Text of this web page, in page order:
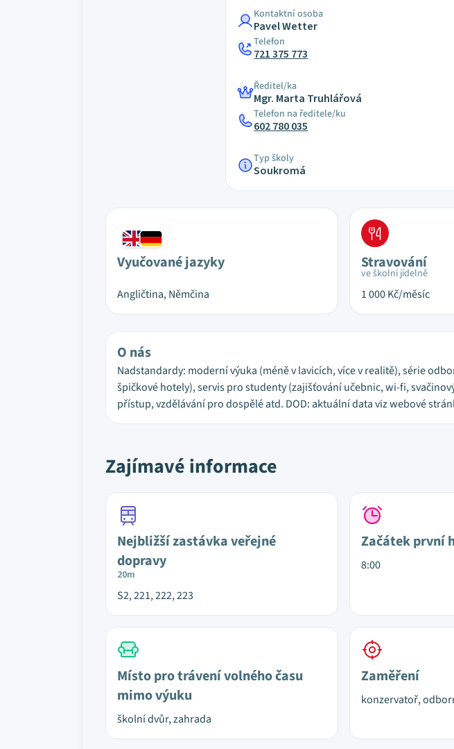
Kontaktní osoba
Pavel Wetter
Telefon
721 375 773
Ředitel/ka
Mgr. Marta Truhlářová
Telefon na ředitele/ku
602 780 035
Typ školy
Soukromá
Vyučované jazyky
Angličtina, Němčina
Stravování
ve školní jídelně
1 000Kč/měsíc
O nás
Nadstandardy: moderní výuka (méně v lavicích, více v realitě), série
špičkové hotely), servis pro studenty (zajišťování učebnic, wi-fi,
přístup, vzdělávání pro dospělé atd. DOD: aktuální data viz webové
Zajímavé informace
Nejbližší zastávka veřejné
dopravy
20m
S2, 221, 222, 223
Začátek první
8:00
Místo pro trávení volného času
mimo výuku
školní dvůr, zahrada
Zaměření
konzervatoř,